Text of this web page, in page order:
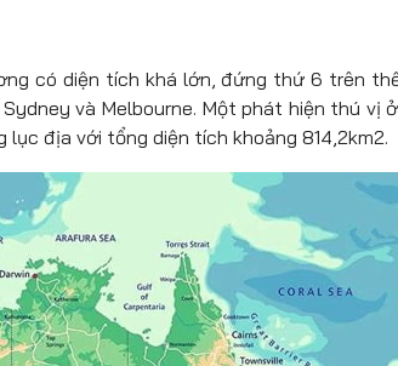
có diện tích khá lớn, đứng thứ 6 trên
và Melbourne. Một phát hiện thú vị
địa với tổng diện tích khoảng 814,2km2.